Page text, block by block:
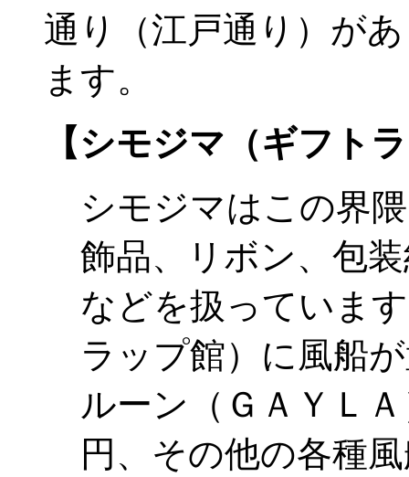
通り（江戸通り）が
ます。
【シモジマ（ギフト
シモジマはこの界
飾品、リボン、包
などを扱っていま
ラップ館）に風船
ルーン（ＧＡＹＬ
円、その他の各種